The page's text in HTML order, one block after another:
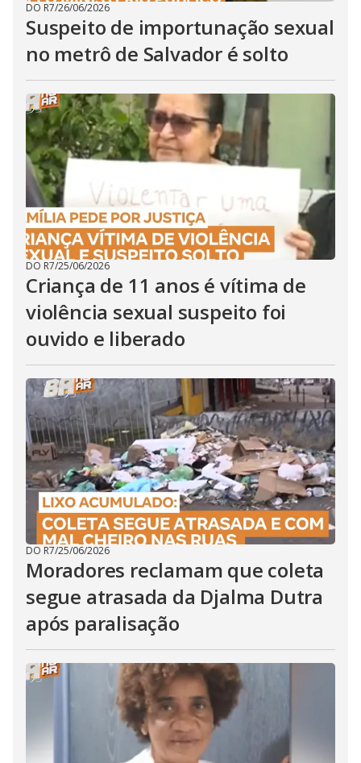
DO R7/26/06/2026
Suspeito de importunação sexual
no metrô de Salvador é solto
DO R7/25/06/2026
Criança de 11 anos é vítima de
violência sexual suspeito foi
ouvido e liberado
DO R7/25/06/2026
Moradores reclamam que coleta
segue atrasada da Djalma Dutra
após paralisação